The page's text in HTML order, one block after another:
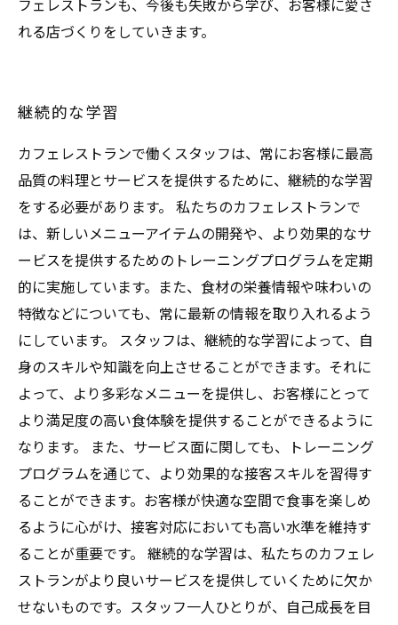
フェレストランも、今後も失敗から学び、お客様に愛さ
れる店づくりをしていきます。
継続的な学習
カフェレストランで働くスタッフは、常にお客様に最高
品質の料理とサービスを提供するために、継続的な学習
をする必要があります。 私たちのカフェレストランで
は、新しいメニューアイテムの開発や、より効果的なサ
ービスを提供するためのトレーニングプログラムを定期
的に実施しています。また、食材の栄養情報や味わいの
特徴などについても、常に最新の情報を取り入れるよう
にしています。 スタッフは、継続的な学習によって、自
身のスキルや知識を向上させることができます。それに
よって、より多彩なメニューを提供し、お客様にとって
より満足度の高い食体験を提供することができるように
なります。 また、サービス面に関しても、トレーニング
プログラムを通じて、より効果的な接客スキルを習得す
ることができます。お客様が快適な空間で食事を楽しめ
るように心がけ、接客対応においても高い水準を維持す
ることが重要です。 継続的な学習は、私たちのカフェレ
ストランがより良いサービスを提供していくために欠か
せないものです。スタッフ一人ひとりが、自己成長を目